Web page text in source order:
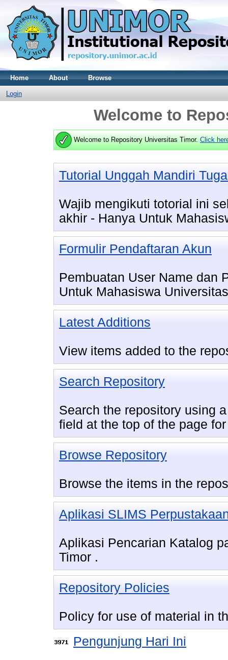
Home About Browse
Login
Welcome to
Welcome to Repository Universitas Timor.Click
Tutorial Unggah Mandiri
Wajib mengikuti totorial ini
akhir - Hanya Untuk
Formulir Pendaftaran Akun
Pembuatan User Name dan
Untuk Mahasiswa
Latest Additions
View items added to the
Search Repository
Search the repository using
field at the top of the page
Browse Repository
Browse the items in the
Aplikasi SLIMS
Aplikasi Pencarian Katalog
Timor .
Repository Policies
Policy for use of material in
Pengunjung Hari Ini